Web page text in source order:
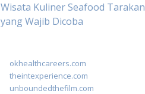
Wisata Kuliner Seafood Tarakan
yang Wajib Dicoba
okhealthcareers.com
theintexperience.com
unboundedthefilm.com